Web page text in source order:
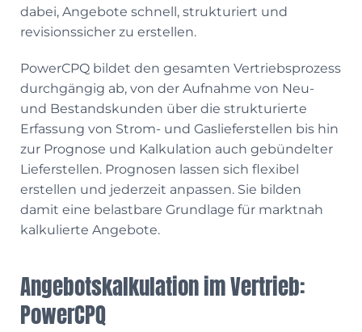
dabei, Angebote schnell, strukturiert und
revisionssicher zu erstellen.
PowerCPQ bildet den gesamten Vertriebsprozess
durchgängig ab, von der Aufnahme von Neu-
und Bestandskunden über die strukturierte
Erfassung von Strom- und Gaslieferstellen bis hin
zur Prognose und Kalkulation auch gebündelter
Lieferstellen. Prognosen lassen sich flexibel
erstellen und jederzeit anpassen. Sie bilden
damit eine belastbare Grundlage für marktnah
kalkulierte Angebote.
Angebotskalkulation im Vertrieb:
PowerCPQ